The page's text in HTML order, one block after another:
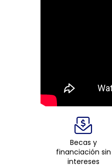
Becas y
financiación sin
intereses